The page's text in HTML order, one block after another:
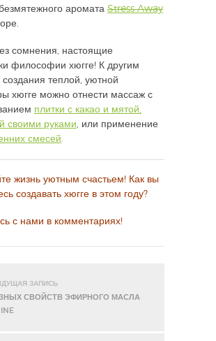
аромата Stress Away
сомнения, настоящие
философии хюгге! К другим
теплой, уютной
хюгге можно отнести массаж с
плитки с какао и мятой,
своими руками , или применение
смесей
жизнь уютным счастьем! Как вы
создавать хюгге в этом году?
с нами в комментариях!
ЗАПИСЬ
СВОЙСТВ ЭФИРНОГО МАСЛА